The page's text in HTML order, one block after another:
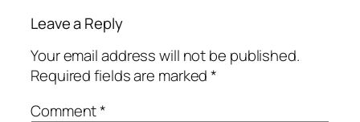
Leave a Reply
Your email address will not be published.
Required fields are marked*
Comment*